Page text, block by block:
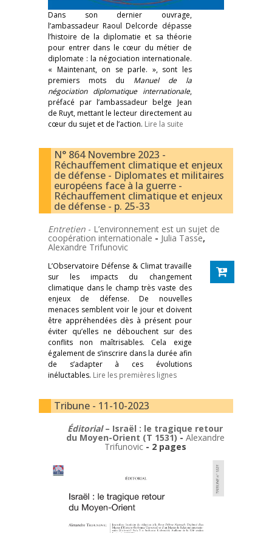
Dans son dernier ouvrage,
l’ambassadeur Raoul Delcorde dépasse
l’histoire de la diplomatie et sa théorie
pour entrer dans le cœur du métier de
diplomate : la négociation internationale.
« Maintenant, on se parle. », sont les
premiers mots du Manuel de la
négociation diplomatique internationale,
préfacé par l’ambassadeur belge Jean
de Ruyt, mettant le lecteur directement au
cœur du sujet et de l’action. Lire la suite
N° 864 Novembre 2023 -
Réchauffement climatique et enjeux
de défense - Diplomates et militaires
européens face à la guerre -
Réchauffement climatique et enjeux
de défense - p. 25-33
Entretien - L’environnement est un sujet de
coopération internationale - Julia Tasse,
Alexandre Trifunovic
L’Observatoire Défense & Climat travaille
sur les impacts du changement
climatique dans le champ très vaste des
enjeux de défense. De nouvelles
menaces semblent voir le jour et doivent
être appréhendées dès à présent pour
éviter qu’elles ne débouchent sur des
conflits non maîtrisables. Cela exige
également de s’inscrire dans la durée afin
de s’adapter à ces évolutions
inéluctables. Lire les premières lignes
Tribune - 11-10-2023
Éditorial– Israël : le tragique retour
du Moyen-Orient (T 1531) - Alexandre
Trifunovic- 2 pages